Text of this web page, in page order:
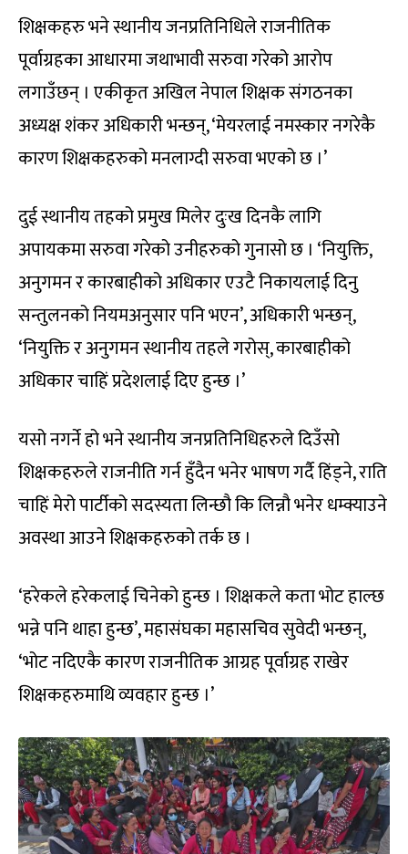
शिक्षकहरु भने स्थानीय जनप्रतिनिधिले राजनीतिक
पूर्वाग्रहका आधारमा जथाभावी सरुवा गरेको आरोप
लगाउँछन् । एकीकृत अखिल नेपाल शिक्षक संगठनका
अध्यक्ष शंकर अधिकारी भन्छन्, ‘मेयरलाई नमस्कार नगरेकै
कारण शिक्षकहरुको मनलाग्दी सरुवा भएको छ ।’
दुई स्थानीय तहको प्रमुख मिलेर दुःख दिनकै लागि
अपायकमा सरुवा गरेको उनीहरुको गुनासो छ । ‘नियुक्ति,
अनुगमन र कारबाहीको अधिकार एउटै निकायलाई दिनु
सन्तुलनको नियमअनुसार पनि भएन’, अधिकारी भन्छन्,
‘नियुक्ति र अनुगमन स्थानीय तहले गरोस्, कारबाहीको
अधिकार चाहिं प्रदेशलाई दिए हुन्छ ।’
यसो नगर्ने हो भने स्थानीय जनप्रतिनिधिहरुले दिउँसो
शिक्षकहरुले राजनीति गर्न हुँदैन भनेर भाषण गर्दै हिंड्ने, राति
चाहिं मेरो पार्टीको सदस्यता लिन्छौ कि लिन्नौ भनेर धम्क्याउने
अवस्था आउने शिक्षकहरुको तर्क छ ।
‘हरेकले हरेकलाई चिनेको हुन्छ । शिक्षकले कता भोट हाल्छ
भन्ने पनि थाहा हुन्छ’, महासंघका महासचिव सुवेदी भन्छन्,
‘भोट नदिएकै कारण राजनीतिक आग्रह पूर्वाग्रह राखेर
शिक्षकहरुमाथि व्यवहार हुन्छ ।’